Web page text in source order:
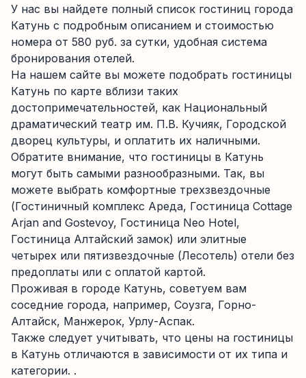
У нас вы найдете полный список гостиниц города
Катунь с подробным описанием и стоимостью
номера от 580 руб. за сутки, удобная система
бронирования отелей.
На нашем сайте вы можете подобрать гостиницы
Катунь по карте вблизи таких
достопримечательностей, как Национальный
драматический театр им. П.В. Кучияк, Городской
дворец культуры, и оплатить их наличными.
Обратите внимание, что гостиницы в Катунь
могут быть самыми разнообразными. Так, вы
можете выбрать комфортные трехзвездочные
(Гостиничный комплекс Ареда, Гостиница Cottage
Arjan and Gostevoy, Гостиница Neo Hotel,
Гостиница Алтайский замок) или элитные
четырех или пятизвездочные (Лесотель) отели без
предоплаты или с оплатой картой.
Проживая в городе Катунь, советуем вам
соседние города, например, Соузга, Горно-
Алтайск, Манжерок, Урлу-Аспак.
Также следует учитывать, что цены на гостиницы
в Катунь отличаются в зависимости от их типа и
категории. .